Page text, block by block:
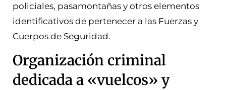
policiales, pasamontañas y otros elementos
identificativos de pertenecer a las Fuerzas y
Cuerpos de Seguridad.
Organización criminal
dedicada a «vuelcos» y